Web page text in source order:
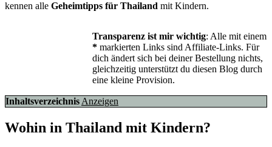
kennen alle Geheimtipps für Thailand mit Kindern.
Transparenz ist mir wichtig: Alle mit einem
*markierten Links sind Affiliate-Links. Für
dich ändert sich bei deiner Bestellung nichts,
gleichzeitig unterstützt du diesen Blog durch
eine kleine Provision.
Inhaltsverzeichnis Anzeigen
Wohin in Thailand mit Kindern?